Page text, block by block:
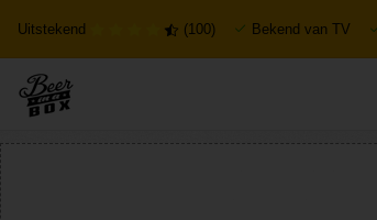
Uitstekend (100) Bekend van TV